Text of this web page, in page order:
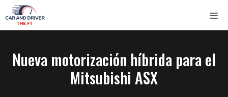
Saltar
al
contenido
Nueva motorización híbrida para el
Mitsubishi ASX